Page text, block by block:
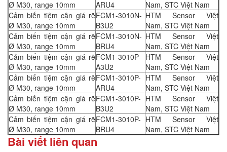
Ø M30, range 10mm
ARU4
Nam, STC Việt Nam
Cảm biến tiệm cận giá rẽ
Ø M30, range 10mm
FCM1-3010N-
B3U2
HTM Sensor Việt
Nam, STC Việt Nam
Cảm biến tiệm cận giá rẽ
Ø M30, range 10mm
FCM1-3010N-
BRU4
HTM Sensor Việt
Nam, STC Việt Nam
Cảm biến tiệm cận giá rẽ
Ø M30, range 10mm
FCM1-3010P-
A3U2
HTM Sensor Việt
Nam, STC Việt Nam
Cảm biến tiệm cận giá rẽ
Ø M30, range 10mm
FCM1-3010P-
ARU4
HTM Sensor Việt
Nam, STC Việt Nam
Cảm biến tiệm cận giá rẽ
Ø M30, range 10mm
FCM1-3010P-
B3U2
HTM Sensor Việt
Nam, STC Việt Nam
Cảm biến tiệm cận giá rẽ
Ø M30, range 10mm
FCM1-3010P-
BRU4
HTM Sensor Việt
Nam, STC Việt Nam
Bài viết liên quan